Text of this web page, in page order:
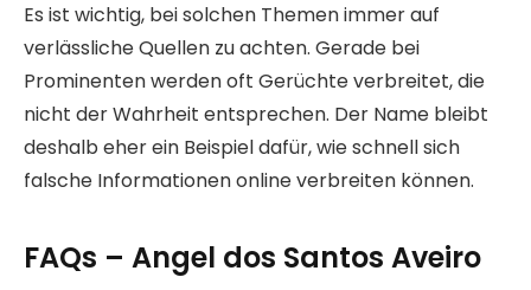
Es ist wichtig, bei solchen Themen immer auf
verlässliche Quellen zu achten. Gerade bei
Prominenten werden oft Gerüchte verbreitet, die
nicht der Wahrheit entsprechen. Der Name bleibt
deshalb eher ein Beispiel dafür, wie schnell sich
falsche Informationen online verbreiten können.
FAQs – Angel dos Santos Aveiro